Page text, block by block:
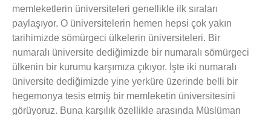
memleketlerin üniversiteleri genellikle ilk sıraları
paylaşıyor. O üniversitelerin hemen hepsi çok yakın
tarihimizde sömürgeci ülkelerin üniversiteleri. Bir
numaralı üniversite dediğimizde bir numaralı sömürgeci
ülkenin bir kurumu karşımıza çıkıyor. İşte iki numaralı
üniversite dediğimizde yine yerküre üzerinde belli bir
hegemonya tesis etmiş bir memleketin üniversitesini
görüyoruz. Buna karşılık özellikle arasında Müslüman